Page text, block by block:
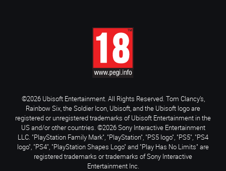
©2026 Ubisoft Entertainment. All Rights Reserved. Tom Clancy’s,
Rainbow Six, the Soldier Icon, Ubisoft, and the Ubisoft logo are
registered or unregistered trademarks of Ubisoft Entertainment in the
US and/or other countries. ©2026 Sony Interactive Entertainment
LLC. "PlayStation Family Mark", "PlayStation", "PS5 logo", "PS5", "PS4
logo", "PS4", "PlayStation Shapes Logo" and "Play Has No Limits" are
registered trademarks or trademarks of Sony Interactive
Entertainment Inc.